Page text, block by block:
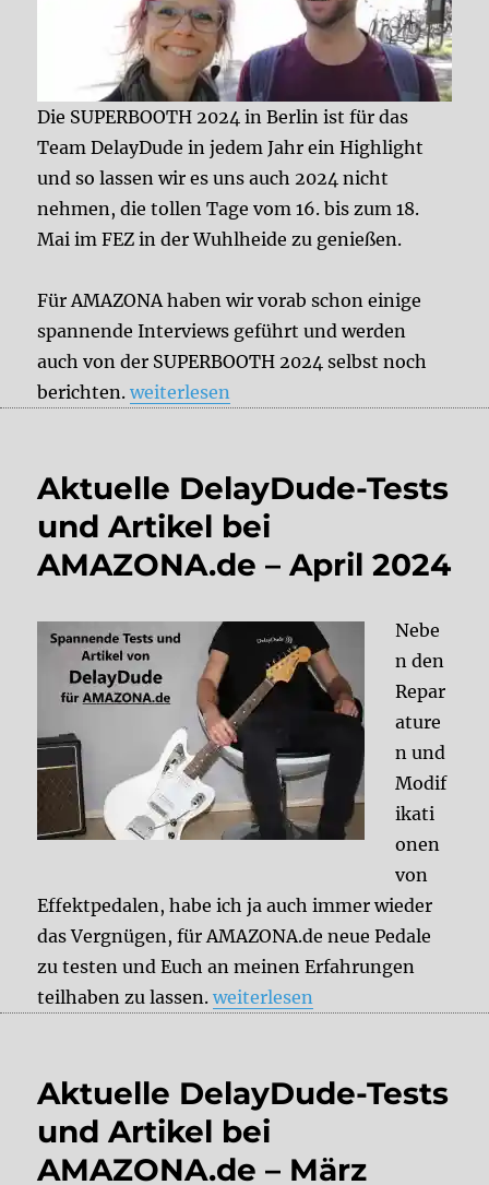
Die SUPERBOOTH 2024 in Berlin ist für das
Team DelayDude in jedem Jahr ein Highlight
und so lassen wir es uns auch 2024 nicht
nehmen, die tollen Tage vom 16. bis zum 18.
Mai im FEZ in der Wuhlheide zu genießen.
Für AMAZONA haben wir vorab schon einige
spannende Interviews geführt und werden
auch von der SUPERBOOTH 2024 selbst noch
berichten.„Team DelayDude auf der SUPERBOOTH
weiterlesen
Aktuelle DelayDude-Tests
und Artikel bei
AMAZONA.de – April 2024
Nebe
n den
Repar
ature
n und
Modif
ikati
onen
von
Effektpedalen, habe ich ja auch immer wieder
das Vergnügen, für AMAZONA.de neue Pedale
zu testen und Euch an meinen Erfahrungen
teilhaben zu lassen.„Aktuelle DelayDude-Tests
weiterlesen
Aktuelle DelayDude-Tests
und Artikel bei
AMAZONA.de – März